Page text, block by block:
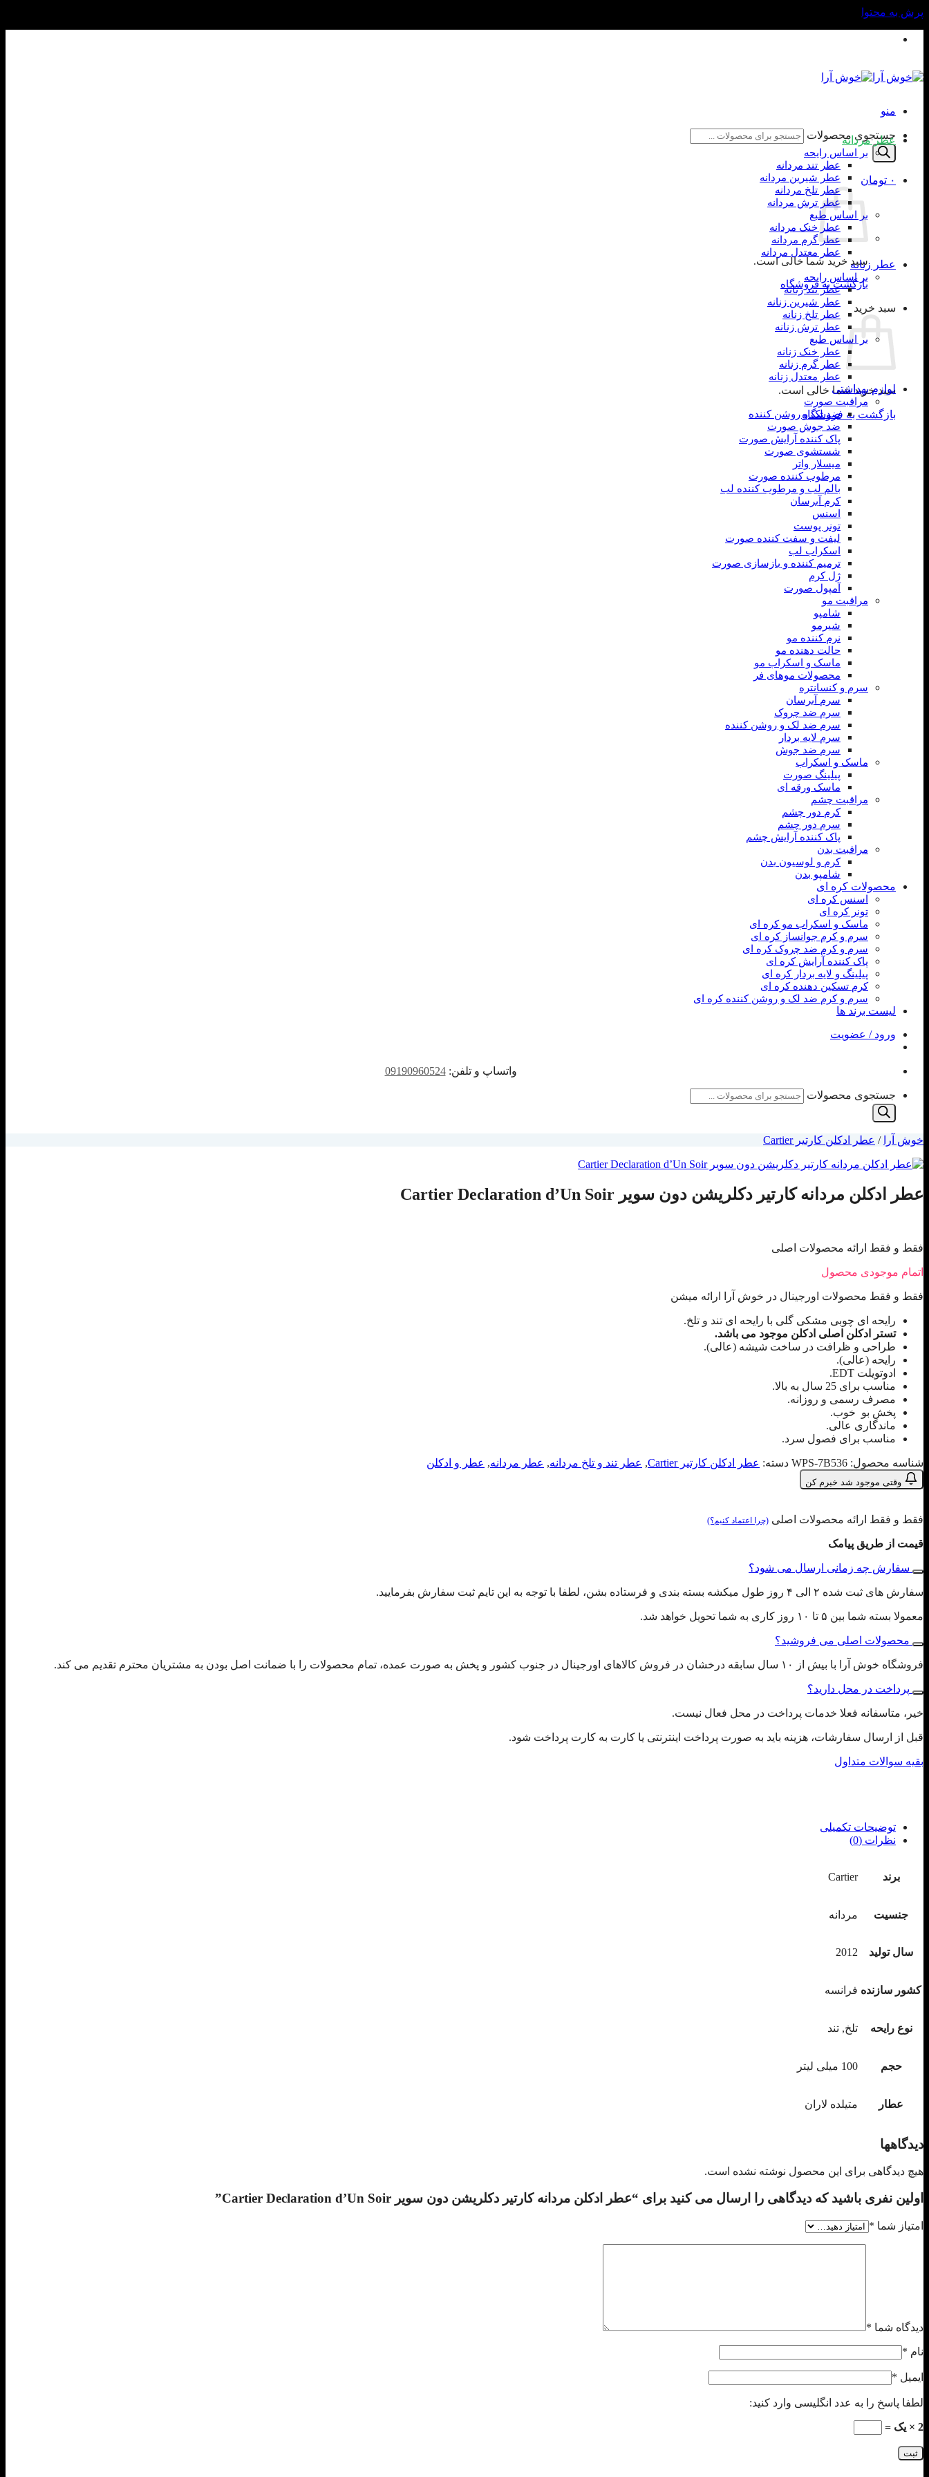
پرش به محتوا
منو
جستجوی محصولات
۰ تومان
سبد خرید شما خالی است.
بازگشت به فروشگاه
سبد خرید
سبد خرید شما خالی است.
بازگشت به فروشگاه
عطر مردانه
بر اساس رایحه
عطر تند مردانه
عطر شیرین مردانه
عطر تلخ مردانه
عطر ترش مردانه
بر اساس طبع
عطر خنک مردانه
عطر گرم مردانه
عطر معتدل مردانه
عطر زنانه
بر اساس رایحه
عطر تند زنانه
عطر شیرین زنانه
عطر تلخ زنانه
عطر ترش زنانه
بر اساس طبع
عطر خنک زنانه
عطر گرم زنانه
عطر معتدل زنانه
لوازم بهداشتی
مراقبت صورت
ضد لک و روشن کننده
ضد جوش صورت
پاک کننده آرایش صورت
شستشوی صورت
میسلار واتر
مرطوب کننده صورت
بالم لب و مرطوب کننده لب
کرم آبرسان
اسنس
تونر پوست
لیفت و سفت کننده صورت
اسکراب لب
ترمیم کننده و بازسازی صورت
ژل کرم
آمپول صورت
مراقبت مو
شامپو
شیرمو
نرم کننده مو
حالت دهنده مو
ماسک و اسکراب مو
محصولات موهای فر
سرم و کنسانتره
سرم آبرسان
سرم ضد چروک
سرم ضد لک و روشن کننده
سرم لایه بردار
سرم ضد جوش
ماسک و اسکراب
پیلینگ صورت
ماسک ورقه ای
مراقبت چشم
کرم دور چشم
سرم دور چشم
پاک کننده آرایش چشم
مراقبت بدن
کرم و لوسیون بدن
شامپو بدن
محصولات کره ای
اسنس کره ای
تونر کره ای
ماسک و اسکراب مو کره ای
سرم و کرم جوانساز کره ای
سرم و کرم ضد چروک کره ای
پاک کننده آرایش کره ای
پیلینگ و لایه بردار کره ای
کرم تسکین دهنده کره ای
سرم و کرم ضد لک و روشن کننده کره ای
لیست برند ها
ورود / عضویت
واتساپ و تلفن:09190960524
جستجوی محصولات
خوش آرا / عطر ادکلن کارتیر Cartier
عطر ادکلن مردانه کارتیر دکلریشن دون سویر Cartier Declaration d’Un Soir
فقط و فقط ارائه محصولات اصلی
اتمام موجودی محصول
فقط و فقط محصولات اورجینال در خوش آرا ارائه میشن
رایحه ای چوبی مشکی گلی با رایحه ای تند و تلخ.
تستر ادکلن اصلی ادکلن موجود می باشد.
طراحی و ظرافت در ساخت شیشه (عالی).
رایحه (عالی).
ادوتویلت EDT.
مناسب برای 25 سال به بالا.
مصرف رسمی و روزانه.
پخش بو خوب.
ماندگاری عالی.
مناسب برای فصول سرد.
شناسه محصول: WPS-7B536 دسته: عطر ادکلن کارتیر Cartier , عطر تند و تلخ مردانه, عطر مردانه, عطر و ادکلن
وقتی موجود شد خبرم کن
فقط و فقط ارائه محصولات اصلی (چرا اعتماد کنیم؟)
قیمت از طریق پیامک
سفارش چه زمانی ارسال می شود؟
سفارش های ثبت شده ۲ الی ۴ روز طول میکشه بسته بندی و فرستاده بشن، لطفا با توجه به این تایم ثبت سفارش بفرمایید.
معمولا بسته شما بین ۵ تا ۱۰ روز کاری به شما تحویل خواهد شد.
محصولات اصلی می فروشید؟
فروشگاه خوش آرا با بیش از ۱۰ سال سابقه درخشان در فروش کالاهای اورجینال در جنوب کشور و پخش به صورت عمده، تمام محصولات را با ضمانت اصل بودن به مشتریان محترم تقدیم می کند.
پرداخت در محل دارید؟
خیر، متاسفانه فعلا خدمات پرداخت در محل فعال نیست.
قبل از ارسال سفارشات، هزینه باید به صورت پرداخت اینترنتی یا کارت به کارت پرداخت شود.
بقیه سوالات متداول
توضیحات تکمیلی
نظرات (0)
برند Cartier
جنسیت مردانه
سال تولید 2012
کشور سازنده فرانسه
نوع رایحه تلخ, تند
حجم 100 میلی لیتر
عطار متیلده لاران
دیدگاهها
هیچ دیدگاهی برای این محصول نوشته نشده است.
اولین نفری باشید که دیدگاهی را ارسال می کنید برای “عطر ادکلن مردانه کارتیر دکلریشن دون سویر Cartier Declaration d’Un Soir”
امتیاز شما *
دیدگاه شما *
نام *
ایمیل *
لطفا پاسخ را به عدد انگلیسی وارد کنید:
2 × یک =